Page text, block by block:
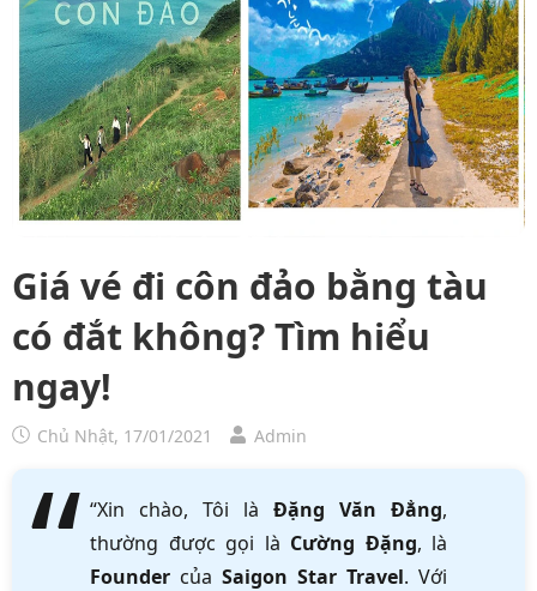
Giá vé đi côn đảo bằng tàu
có đắt không? Tìm hiểu
ngay!
Chủ Nhật, 17/01/2021 Admin
“Xin chào, Tôi là Đặng Văn Đẳng,
thường được gọi là Cường Đặng, là
Founder của Saigon Star Travel. Với